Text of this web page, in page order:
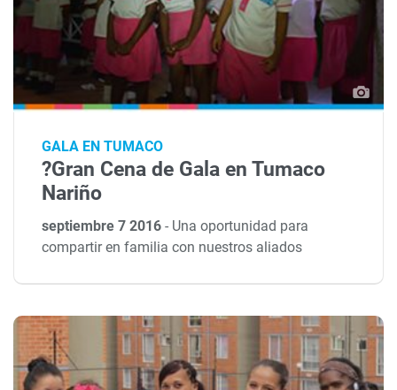
GALA EN TUMACO
?Gran Cena de Gala en Tumaco
Nariño
septiembre 7 2016- Una oportunidad para
compartir en familia con nuestros aliados